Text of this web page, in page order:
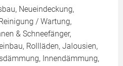
Neueindeckung,
/ Wartung,
& Schneefänger,
Rollläden, Jalousien,
Innendämmung,